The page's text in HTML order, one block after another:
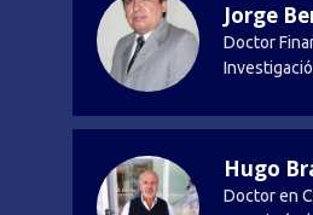
Jorge
Doctor
Hugo
Doctor en